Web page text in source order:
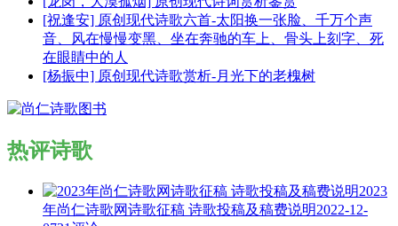
[祝逢安] 原创现代诗歌六首-太阳换一张脸、千万个声
音、风在慢慢变黑、坐在奔驰的车上、骨头上刻字、死
在眼睛中的人
[杨振中] 原创现代诗歌赏析-月光下的老槐树
热评诗歌
2023
年尚仁诗歌网诗歌征稿 诗歌投稿及稿费说明2022-12-